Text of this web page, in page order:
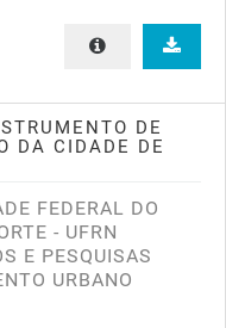
DE
DA CIDADE DE
FEDERAL DO
- UFRN
E PESQUISAS
URBANO